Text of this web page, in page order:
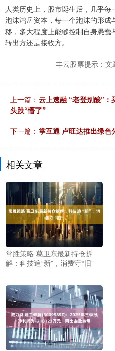
人类历史上，股市诞生后，几乎
泡沫鸿岳资本，每一个泡沫的形
移，多大程度上能够控制自身愚
转出方还是接收方。
丰云股票提示：文
上一篇： 云上速融 “老登别酸”
头跌“懵了”
下一篇： 掌互通 卢旺达推出绿色
相关文章
常胜策略 葛卫东最新持仓拆
解：科技追“新”，消费守“旧”